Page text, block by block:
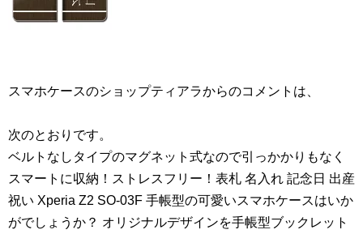
スマホケースのショップティアラからのコメントは、
次のとおりです。
ベルトなしタイプのマグネット式なので引っかかりもなく
スマートに収納！ストレスフリー！表札 名入れ 記念日 出産
祝い Xperia Z2 SO-03F 手帳型の可愛いスマホケースはいか
がでしょうか？ オリジナルデザインを手帳型ブックレット